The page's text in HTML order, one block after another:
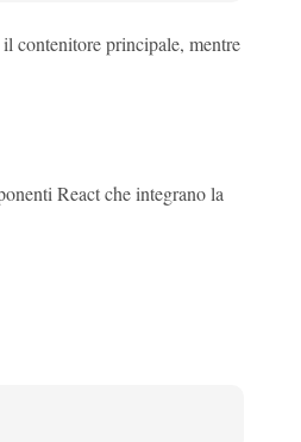
contenitore principale, mentre
React che integrano la